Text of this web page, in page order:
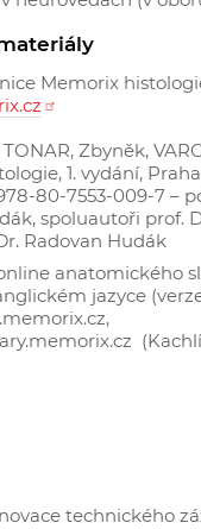
Memorix
Zbyněk,
1. vydání,
80-7553-009-7 –
spoluautoři prof.
Radovan Hudák
anatomického
jazyce
Inovace technického